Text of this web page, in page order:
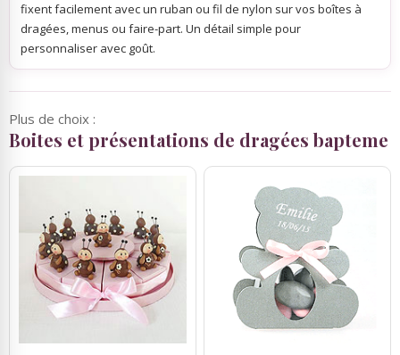
fixent facilement avec un ruban ou fil de nylon sur vos boîtes à
dragées, menus ou faire-part. Un détail simple pour
personnaliser avec goût.
Plus de choix :
Boites et présentations de dragées bapteme